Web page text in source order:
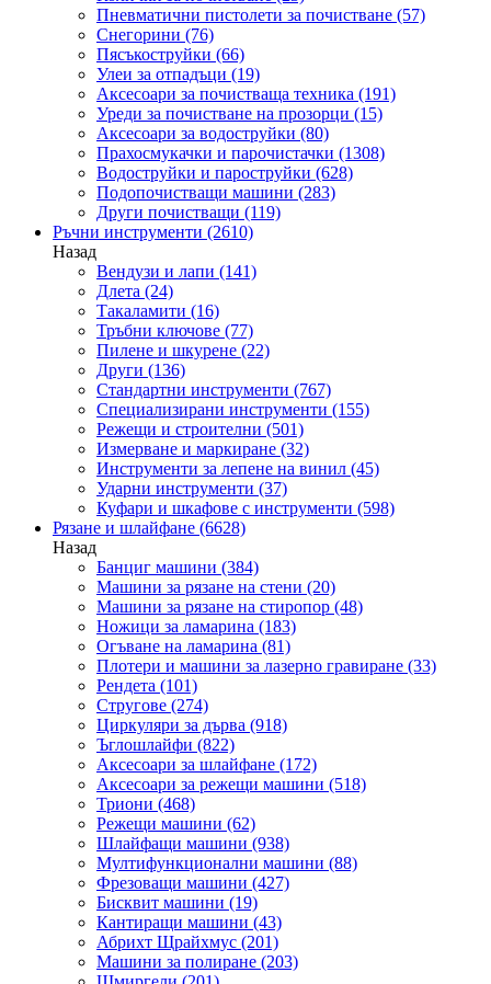
Пневматични пистолети за почистване (57)
Снегорини (76)
Пясъкоструйки (66)
Улеи за отпадъци (19)
Аксесоари за почистваща техника (191)
Уреди за почистване на прозорци (15)
Аксесоари за водоструйки (80)
Прахосмукачки и парочистачки (1308)
Водоструйки и пароструйки (628)
Подопочистващи машини (283)
Други почистващи (119)
Ръчни инструменти (2610)
Назад
Вендузи и лапи (141)
Длета (24)
Такаламити (16)
Тръбни ключове (77)
Пилене и шкурене (22)
Други (136)
Стандартни инструменти (767)
Специализирани инструменти (155)
Режещи и строителни (501)
Измерване и маркиране (32)
Инструменти за лепене на винил (45)
Ударни инструменти (37)
Куфари и шкафове с инструменти (598)
Рязане и шлайфане (6628)
Назад
Банциг машини (384)
Машини за рязане на стени (20)
Машини за рязане на стиропор (48)
Ножици за ламарина (183)
Огъване на ламарина (81)
Плотери и машини за лазерно гравиране (33)
Рендета (101)
Стругове (274)
Циркуляри за дърва (918)
Ъглошлайфи (822)
Аксесоари за шлайфане (172)
Аксесоари за режещи машини (518)
Триони (468)
Режещи машини (62)
Шлайфащи машини (938)
Мултифункционални машини (88)
Фрезоващи машини (427)
Бисквит машини (19)
Кантиращи машини (43)
Абрихт Щрайхмус (201)
Машини за полиране (203)